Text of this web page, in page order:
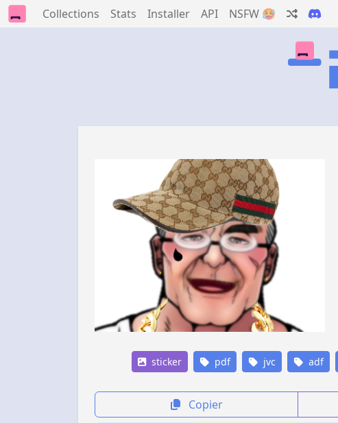
Collections Stats Installer API NSFW 🥵
sticker pdf jvc adf
Copier